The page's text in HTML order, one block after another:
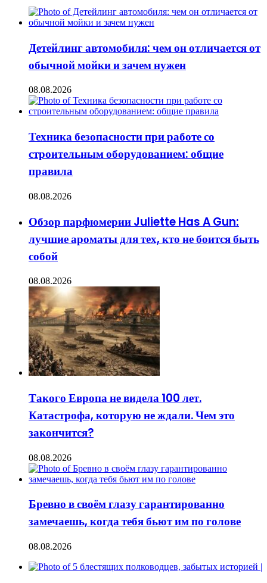
Детейлинг автомобиля: чем он отличается от
обычной мойки и зачем нужен
08.08.2026
Техника безопасности при работе со
строительным оборудованием: общие
правила
08.08.2026
Обзор парфюмерии Juliette Has A Gun:
лучшие ароматы для тех, кто не боится быть
собой
08.08.2026
Такого Европа не видела 100 лет.
Катастрофа, которую не ждали. Чем это
закончится?
08.08.2026
Бревно в своём глазу гарантированно
замечаешь, когда тебя бьют им по голове
08.08.2026